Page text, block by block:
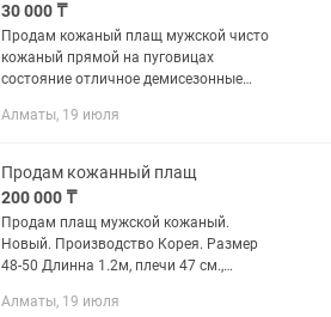
30 000 ₸
Продам кожаный плащ мужской чисто
кожаный прямой на пуговицах
состояние отличное демисезонные
Алматы, 19 июля
Продам кожанный плащ
200 000 ₸
Продам плащ мужской кожаный.
Новый. Производство Корея. Размер
48-50 Длинна 1.2м, плечи 47 см.,
Алматы, 19 июля